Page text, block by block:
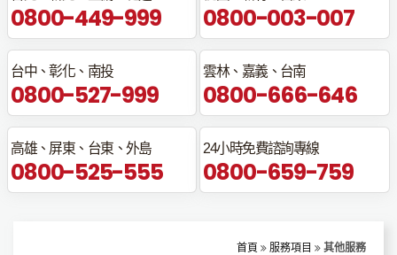
0800-449-999 0800-003-007
台中、彰化、南投
0800-527-999
雲林、嘉義、台南
0800-666-646
高雄、屏東、台東、外島
0800-525-555
24小時免費諮詢專線
0800-659-759
首頁 服務項目 其他服務